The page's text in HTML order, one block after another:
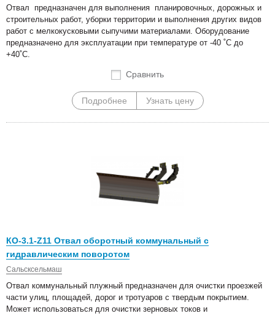
Отвал предназначен для выполнения планировочных, дорожных и
строительных работ, уборки территории и выполнения других видов
работ с мелкокусковыми сыпучими материалами. Оборудование
предназначено для эксплуатации при температуре от -40 ˚С до
+40˚С.
Сравнить
Подробнее Узнать цену
КО-3.1-Z11 Отвал оборотный коммунальный с
гидравлическим поворотом
Сальсксельмаш
Отвал коммунальный плужный предназначен для очистки проезжей
части улиц, площадей, дорог и тротуаров с твердым покрытием.
Может использоваться для очистки зерновых токов и